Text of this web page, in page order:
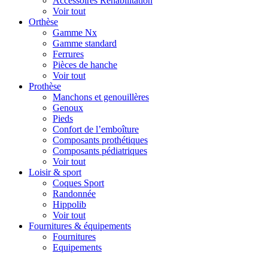
Voir tout
Orthèse
Gamme Nx
Gamme standard
Ferrures
Pièces de hanche
Voir tout
Prothèse
Manchons et genouillères
Genoux
Pieds
Confort de l’emboîture
Composants prothétiques
Composants pédiatriques
Voir tout
Loisir & sport
Coques Sport
Randonnée
Hippolib
Voir tout
Fournitures & équipements
Fournitures
Equipements